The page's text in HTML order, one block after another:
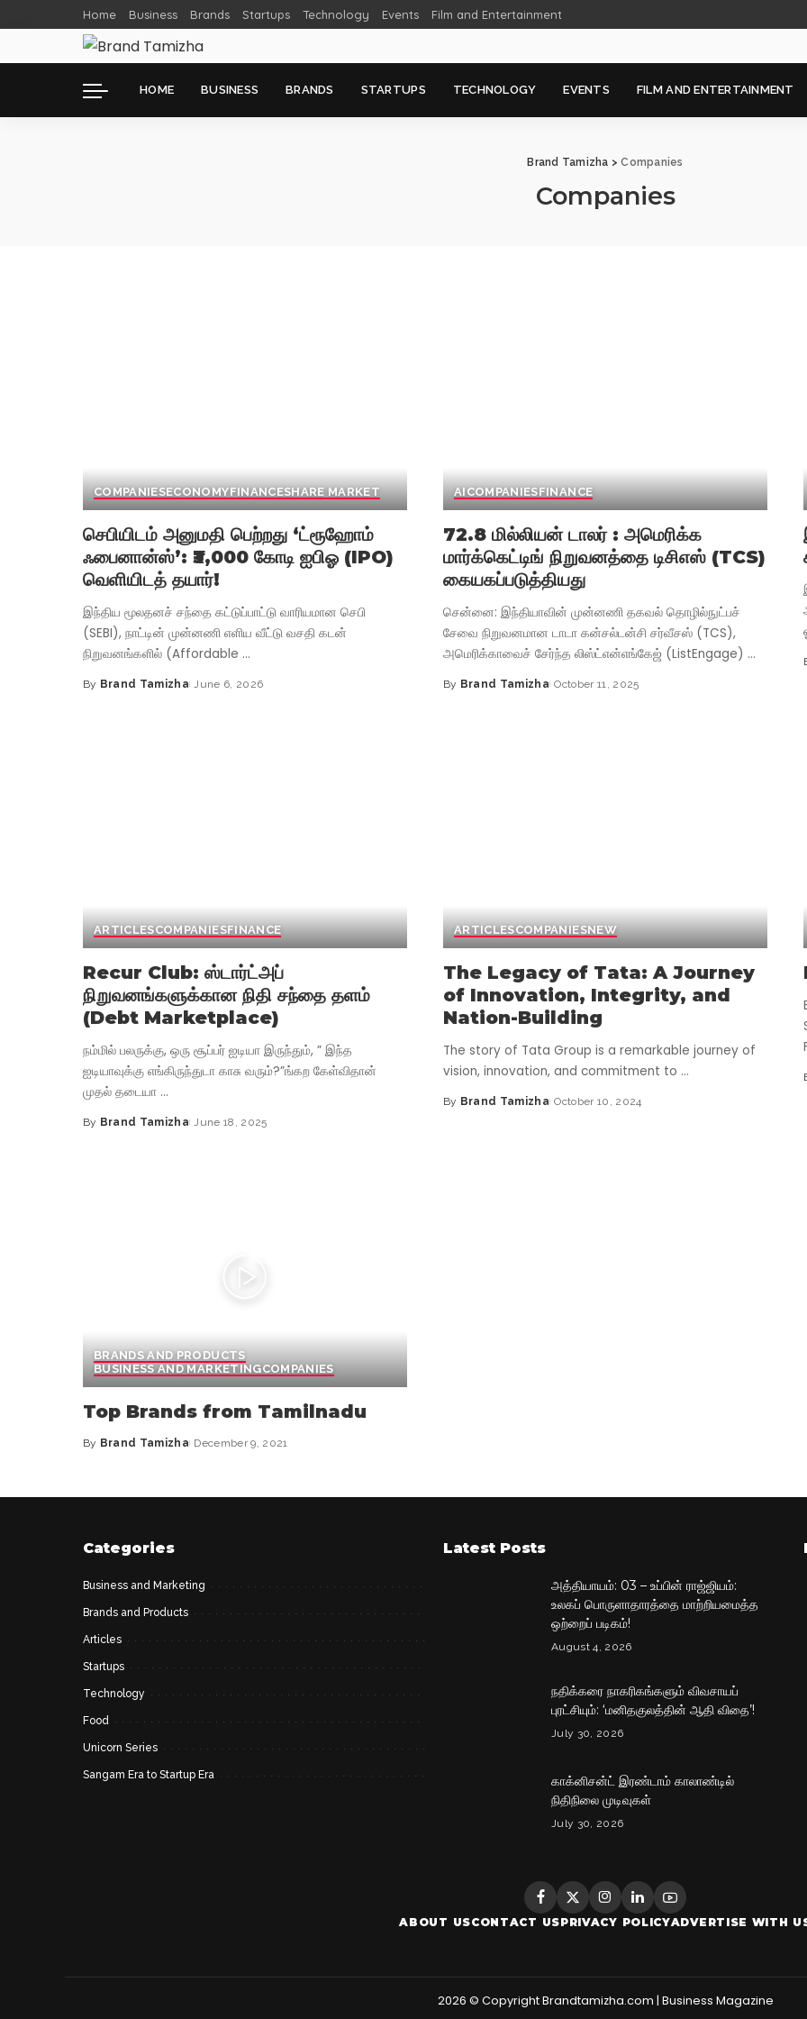
Home Business Brands Startups Technology Events Film and Entertainment
HOME BUSINESS BRANDS STARTUPS TECHNOLOGY EVENTS FILM AND ENTERTAINMENT
Brand Tamizha >Companies
Companies
COMPANIESECONOMYFINANCESHARE MARKET
செபியிடம் அனுமதி பெற்றது ‘ட்ரூஹோம்
ஃபைனான்ஸ்’: ₹3,000 கோடி ஐபிஓ (IPO)
வெளியிடத் தயார்!
இந்திய மூலதனச் சந்தை கட்டுப்பாட்டு வாரியமான செபி
(SEBI), நாட்டின் முன்னணி எளிய வீட்டு வசதி கடன்
நிறுவனங்களில் (Affordable ...
By Brand Tamizha June 6, 2026
AICOMPANIESFINANCE
72.8 மில்லியன் டாலர் : அமெரிக்க
மார்க்கெட்டிங் நிறுவனத்தை டிசிஎஸ் (TCS)
கையகப்படுத்தியது
சென்னை: இந்தியாவின் முன்னணி தகவல் தொழில்நுட்பச்
சேவை நிறுவனமான டாடா கன்சல்டன்சி சர்வீசஸ் (TCS),
அமெரிக்காவைச் சேர்ந்த லிஸ்ட்என்எங்கேஜ் (ListEngage) ...
By Brand Tamizha October 11, 2025
ARTICLESCOMPANIESFINANCE
Recur Club: ஸ்டார்ட்அப்
நிறுவனங்களுக்கான நிதி சந்தை தளம்
(Debt Marketplace)
நம்மில் பலருக்கு, ஒரு சூப்பர் ஐடியா இருந்தும், ” இந்த
ஐடியாவுக்கு எங்கிருந்துடா காசு வரும்?”ங்கற கேள்விதான்
முதல் தடையா ...
By Brand Tamizha June 18, 2025
ARTICLESCOMPANIESNEW
The Legacy of Tata: A Journey
of Innovation, Integrity, and
Nation-Building
The story of Tata Group is a remarkable journey of
vision, innovation, and commitment to ...
By Brand Tamizha October 10, 2024
BRANDS AND PRODUCTS
BUSINESS AND MARKETINGCOMPANIES
Top Brands from Tamilnadu
By Brand Tamizha December 9, 2021
Categories
Business and Marketing
Brands and Products
Articles
Startups
Technology
Food
Unicorn Series
Sangam Era to Startup Era
Latest Posts
அத்தியாயம்: 03 – உப்பின் ராஜ்ஜியம்:
உலகப் பொருளாதாரத்தை மாற்றியமைத்த
ஒற்றைப் படிகம்!
August 4, 2026
நதிக்கரை நாகரிகங்களும் விவசாயப்
புரட்சியும்: ‘மனிதகுலத்தின் ஆதி விதை’!
July 30, 2026
காக்னிசன்ட் இரண்டாம் காலாண்டில்
நிதிநிலை முடிவுகள்
July 30, 2026
ABOUT USCONTACT USPRIVACY POLICYADVERTISE WITH
2026 © Copyright Brandtamizha.com | Business Magazine